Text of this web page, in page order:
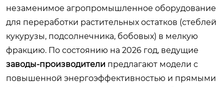
незаменимое агропромышленное оборудование
для переработки растительных остатков (стеблей
кукурузы, подсолнечника, бобовых) в мелкую
фракцию. По состоянию на 2026 год, ведущие
заводы-производители предлагают модели с
повышенной энергоэффективностью и прямыми